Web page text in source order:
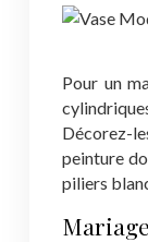
Pour un
Décorez-
peinture
piliers